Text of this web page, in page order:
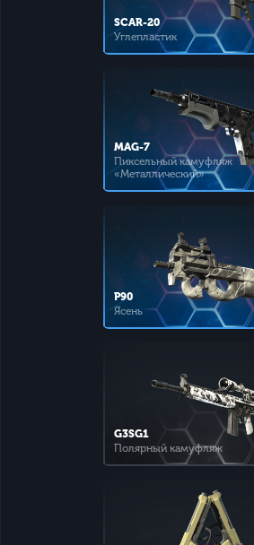
SCAR-20
Углепластик
MAG-7
Пиксельный камуфляж
«Металлический»
P90
Ясень
G3SG1
Полярный камуфляж